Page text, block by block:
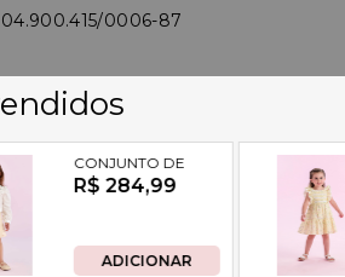
04.900.415/0006-87